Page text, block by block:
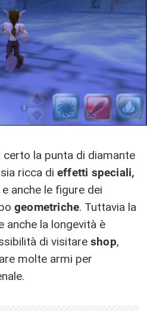
certo la punta di diamante
ricca di effetti speciali,
anche le figure dei
geometriche. Tuttavia la
anche la longevità è
di visitare shop,
molte armi per